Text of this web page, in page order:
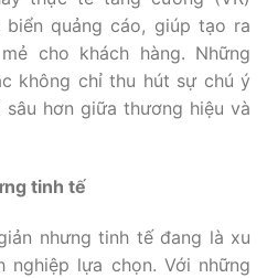
quảng cáo, giúp tạo ra
cho khách hàng. Những
không chỉ thu hút sự chú ý
hơn giữa thương hiệu và
tinh tế
nhưng tinh tế đang là xu
nghiệp lựa chọn. Với những